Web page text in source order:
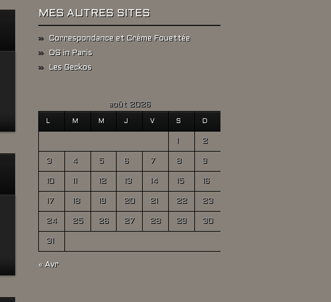
MES AUTRES SITES
Correspondance et Crème Fouettée
DS in Paris
Les Geckos
août 2026
L M M J V S D
1 2
3 4 5 6 7 8 9
10 11 12 13 14 15 16
17 18 19 20 21 22 23
24 25 26 27 28 29 30
31
« Avr